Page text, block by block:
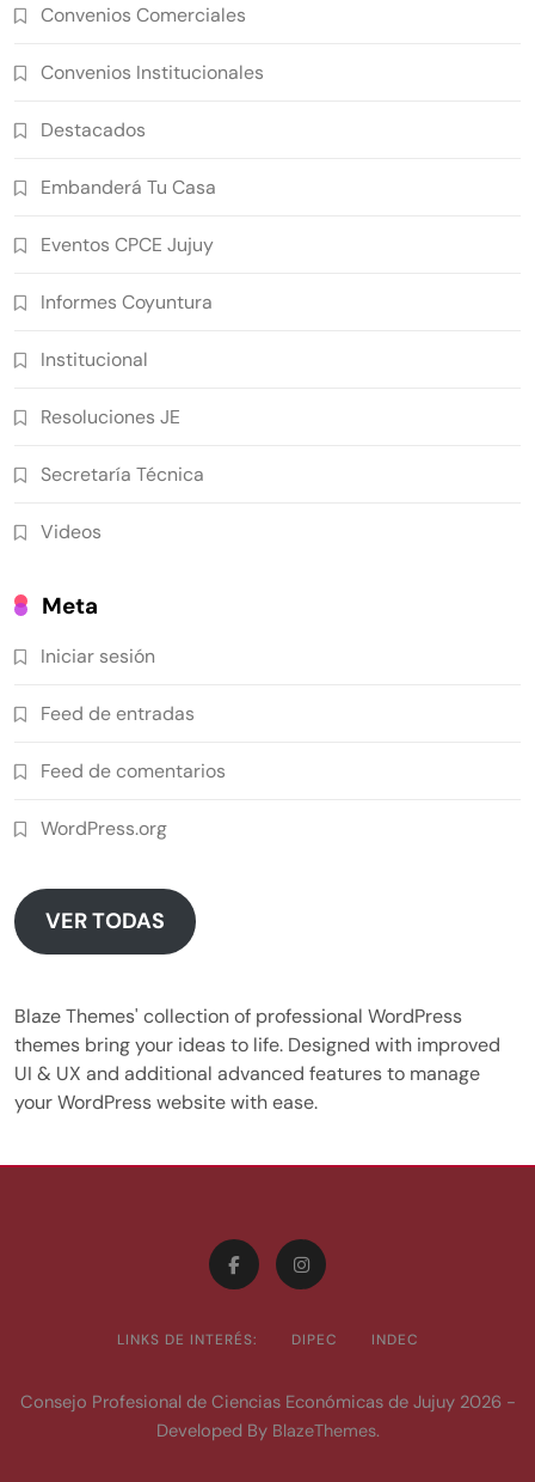
Convenios Comerciales
Convenios Institucionales
Destacados
Embanderá Tu Casa
Eventos CPCE Jujuy
Informes Coyuntura
Institucional
Resoluciones JE
Secretaría Técnica
Videos
Meta
Iniciar sesión
Feed de entradas
Feed de comentarios
WordPress.org
VER TODAS
Blaze Themes' collection of professional WordPress
themes bring your ideas to life. Designed with improved
UI & UX and additional advanced features to manage
your WordPress website with ease.
LINKS DE INTERÉS: DIPEC INDEC
Consejo Profesional de Ciencias Económicas de Jujuy 2026 -
Developed By BlazeThemes.